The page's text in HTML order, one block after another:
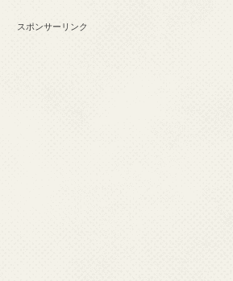
スポンサーリンク